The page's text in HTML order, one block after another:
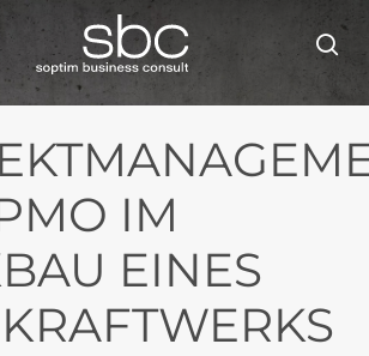
IM
EINES